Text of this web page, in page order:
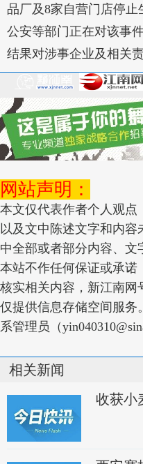
品厂及8家自营门店停止
公安等部门正在对该事
结果对涉事企业及相关
网站声明：
本文仅代表作者个人观点
以及文中陈述文字和内
中全部或者部分内容、
本站不作任何保证或承诺
核实相关内容，新江南网
仅提供信息存储空间服务
系管理员（
相关新闻
收获小